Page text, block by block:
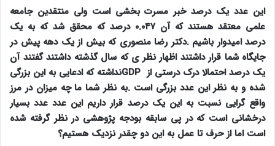
این عدد یک درصد خبر مسرت بخشی است ولی منتقدین جامعه
علمی معتقد هستند که آن ۰.۰۴۷ درصد که محقق شد که به یک
درصد امیدوار باشیم .دکتر رضا منصوری که بیش از یک دهه پیش در
جایگاه شما قرار داشتند اظهار نظر ی که سال گذشته داشتند گفتند آن
یک درصد احتمالا درک درستی ازGDPنداشته که ادعایی به این بزرگی
شده و به نظر این عدد بزرگی است .به نظر شما ما چه میزان در مرز
واقع گرایی نسبت به این یک درصد قرار داریم این عدد عدد بسیار
درخشانی است که در پی سابقه بودجه پژوهشی در نظر گرفته شده
است اما از حرف تا عمل به این دو چقدر نزدیک هستیم؟